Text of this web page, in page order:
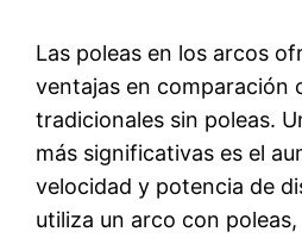
Las poleas en los arcos
ventajas en comparación
tradicionales sin poleas.
más significativas es el
velocidad y potencia de
utiliza un arco con